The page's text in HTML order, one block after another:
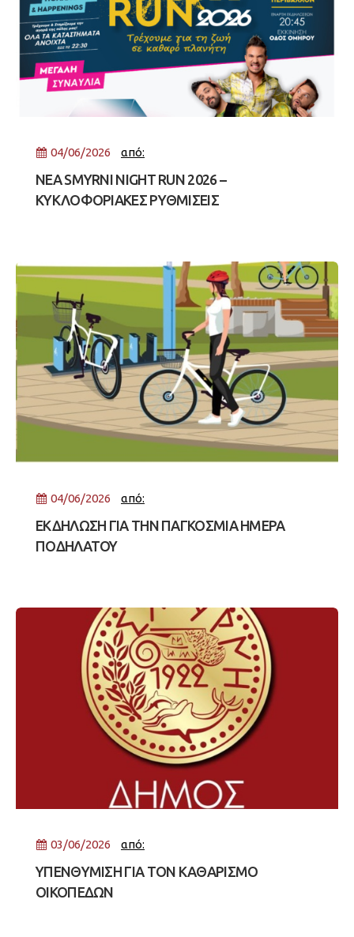
04/06/2026 από:
NEA SMYRNI NIGHT RUN 2026 –
ΚΥΚΛΟΦΟΡΙΑΚΕΣ ΡΥΘΜΙΣΕΙΣ
04/06/2026 από:
ΕΚΔΗΛΩΣΗ ΓΙΑ ΤΗΝ ΠΑΓΚΟΣΜΙΑ ΗΜΕΡΑ
ΠΟΔΗΛΑΤΟΥ
03/06/2026 από:
ΥΠΕΝΘΥΜΙΣΗ ΓΙΑ ΤΟΝ ΚΑΘΑΡΙΣΜΟ
ΟΙΚΟΠΕΔΩΝ